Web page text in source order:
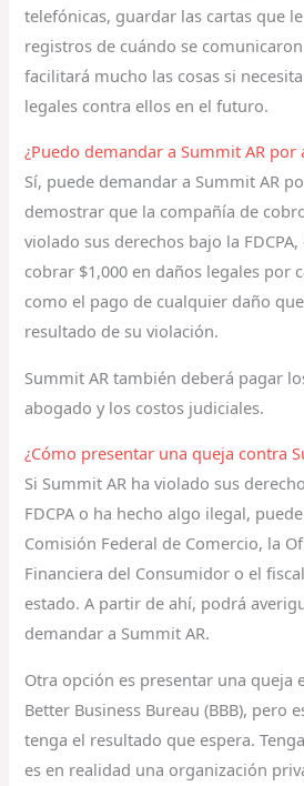
telefónicas, guardar las cartas que
registros de cuándo se
facilitará mucho las cosas si
legales contra ellos en el futuro.
¿Puedo demandar a Summit AR por
Sí, puede demandar a Summit AR
demostrar que la compañía de
violado sus derechos bajo la
cobrar $1,000 en daños legales por
como el pago de cualquier daño
resultado de su violación.
Summit AR también deberá pagar
abogado y los costos judiciales.
¿Cómo presentar una queja contra
Si Summit AR ha violado sus
FDCPA o ha hecho algo ilegal,
Comisión Federal de Comercio, la
Financiera del Consumidor o el
estado. A partir de ahí, podrá
demandar a Summit AR.
Otra opción es presentar una queja
Better Business Bureau (BBB), pero
tenga el resultado que espera.
es en realidad una organización